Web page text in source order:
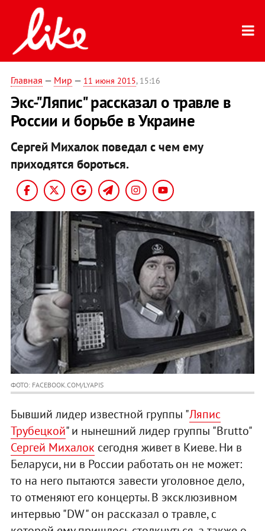
Главная — Мир — 11 июня 2015, 15:16
Экс-"Ляпис" рассказал о травле в
России и борьбе в Украине
Сергей Михалок поведал с чем ему
приходятся бороться.
ФОТО: FACEBOOK.COM/LYAPIS
Бывший лидер известной группы "Ляпис
Трубецкой" и нынешний лидер группы "Brutto"
Сергей Михалок сегодня живет в Киеве. Ни в
Беларуси, ни в России работать он не может:
то на него пытаются завести уголовное дело,
то отменяют его концерты. В эксклюзивном
интервью "DW" он рассказал о травле, с